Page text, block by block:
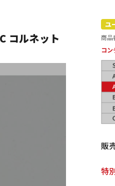
コルネット
ユ
商品
コ
販
特